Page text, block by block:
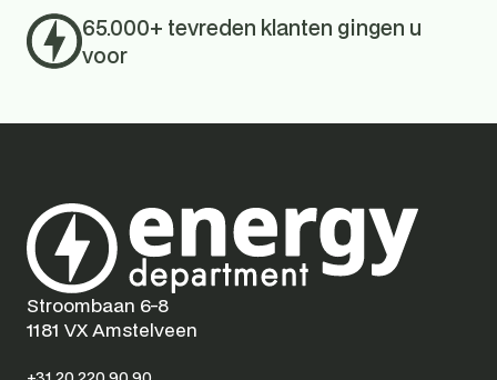
65.000+ tevreden klanten gingen u
voor
Stroombaan 6-8
1181 VX Amstelveen